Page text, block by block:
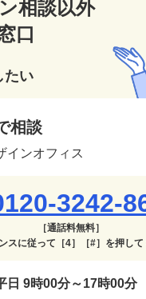
相談以外
口
たい
相談
インオフィス
3242-
［通話料無料］
スに従って［4］［#］を押して
日 9時00分～17時00分